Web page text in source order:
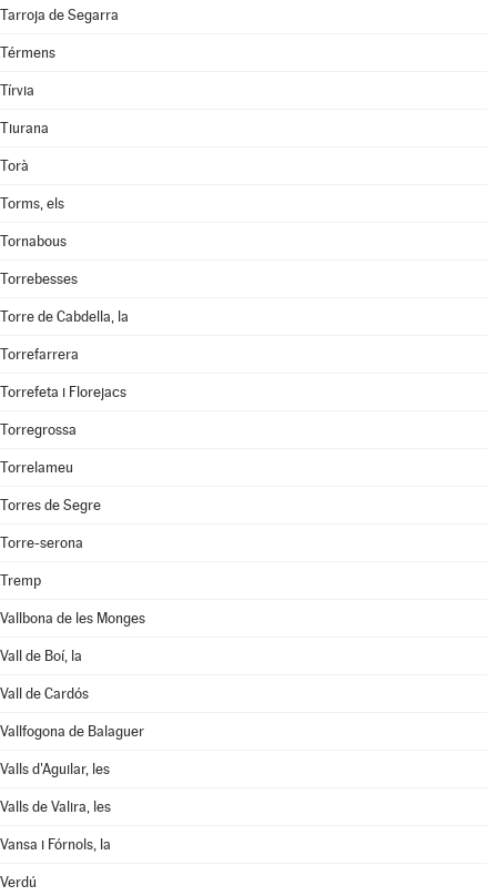
Tarroja de Segarra
Térmens
Tírvia
Tiurana
Torà
Torms, els
Tornabous
Torrebesses
Torre de Cabdella, la
Torrefarrera
Torrefeta i Florejacs
Torregrossa
Torrelameu
Torres de Segre
Torre-serona
Tremp
Vallbona de les Monges
Vall de Boí, la
Vall de Cardós
Vallfogona de Balaguer
Valls d'Aguilar, les
Valls de Valira, les
Vansa i Fórnols, la
Verdú